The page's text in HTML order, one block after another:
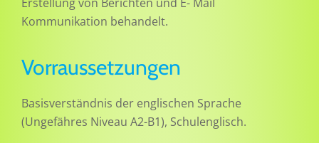
Kommunikation behandelt.
Vorraussetzungen
Basisverständnis der englischen Sprache
(Ungefähres Niveau A2-B1), Schulenglisch.